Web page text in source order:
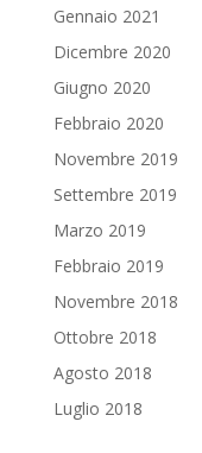
Gennaio 2021
Dicembre 2020
Giugno 2020
Febbraio 2020
Novembre 2019
Settembre 2019
Marzo 2019
Febbraio 2019
Novembre 2018
Ottobre 2018
Agosto 2018
Luglio 2018